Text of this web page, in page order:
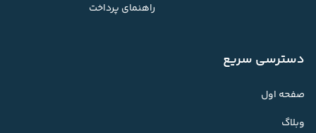
راهنمای پرداخت
دسترسی سریع
صفحه اول
وبلاگ